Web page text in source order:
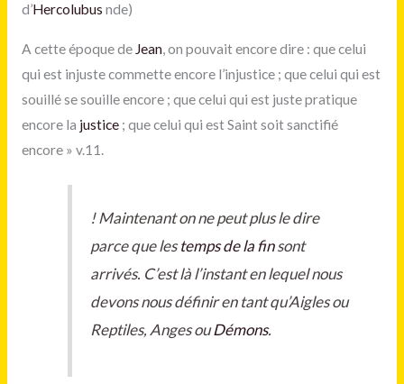
d’Hercolubus nde)
A cette époque de Jean, on pouvait encore dire : que celui
qui est injuste commette encore l’injustice ; que celui qui est
souillé se souille encore ; que celui qui est juste pratique
encore la justice; que celui qui est Saint soit sanctifié
encore » v.11.
!Maintenant on ne peut plus le dire
parce que lestemps de la finsont
arrivés. C’est là l’instant en lequel nous
devons nous définir en tant qu’Aigles ou
Reptiles, Anges ouDémons.